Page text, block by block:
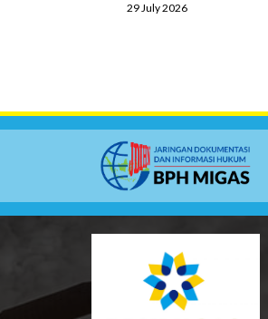
29 July 2026